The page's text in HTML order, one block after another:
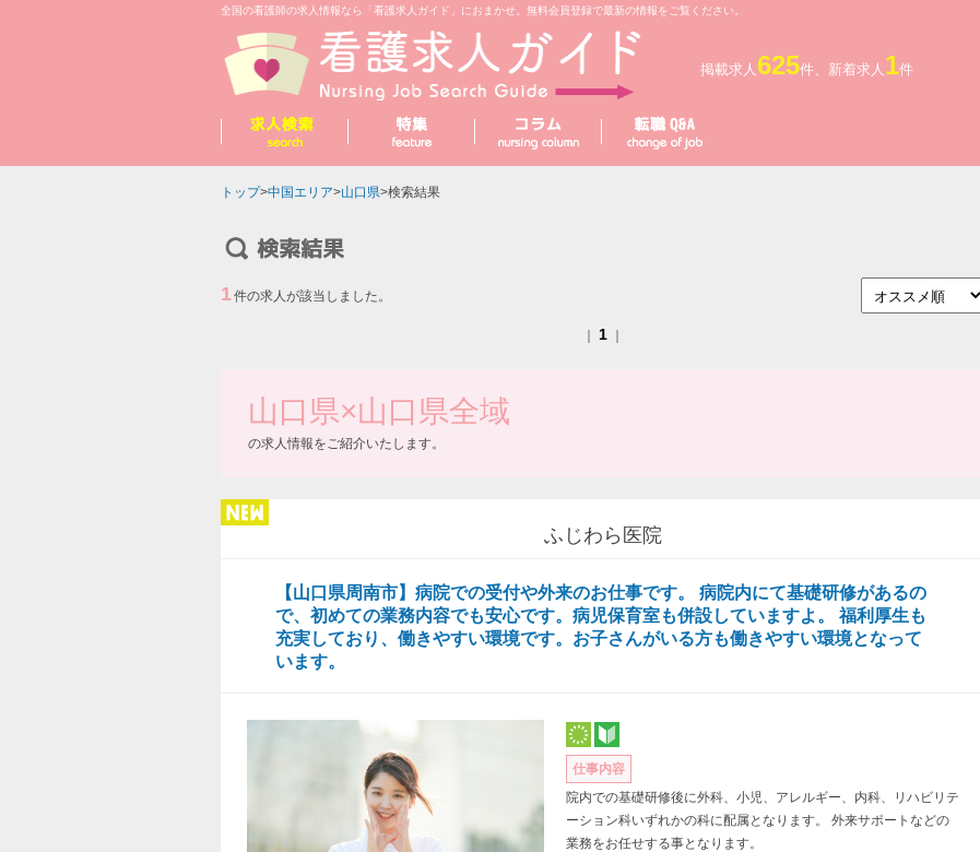
全国の看護師の求人情報なら「看護求人ガイド」におまかせ。無料会員登録で最新の情報をご覧ください。
掲載求人 625件、新着求人 1件
トップ>中国エリア>山口県>検索結果
1件の求人が該当しました。
1
山口県×山口県全域
の求人情報をご紹介いたします。
ふじわら医院
【山口県周南市】病院での受付や外来のお仕事です。 病院内にて基礎研修があるの
で、初めての業務内容でも安心です。病児保育室も併設していますよ。 福利厚生も
充実しており、働きやすい環境です。お子さんがいる方も働きやすい環境となって
います。
仕事内容
院内での基礎研修後に外科、小児、アレルギー、内科、リハビリテ
ーション科いずれかの科に配属となります。 外来サポートなどの
業務をお任せする事となります。